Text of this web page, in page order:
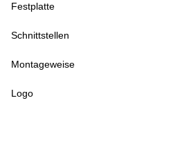
Festplatte
Schnittstellen
Montageweise
Logo